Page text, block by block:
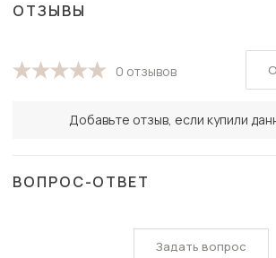
ОТЗЫВЫ
0 отзывов
Добавьте отзыв, если купили
ВОПРОС-ОТВЕТ
Задать вопрос